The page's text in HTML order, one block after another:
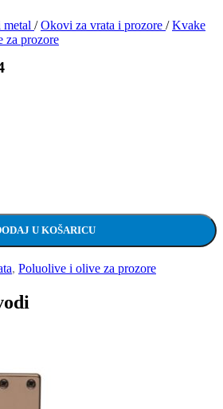
/ Okovi za vrata i prozore / Kvake
za prozore
U KOŠARICU
, Poluolive i olive za prozore